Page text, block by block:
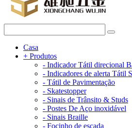
Casa
+ Produtos
- Indicador Tátil direcional
- Indicadores de alerta Tátil
- Tátil de Pavimentação
- Skatestopper
- Sinais de Trânsito & Studs
- Postes De Aço inoxidável
- Sinais Braille
- Focinho de escada